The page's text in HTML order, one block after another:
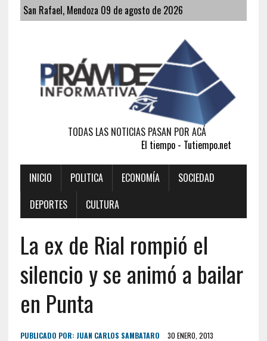
San Rafael, Mendoza 09 de agosto de 2026
TODAS LAS NOTICIAS PASAN POR ACÁ
El tiempo - Tutiempo.net
INICIO POLITICA ECONOMÍA
SOCIEDAD
DEPORTES
CULTURA
La ex de Rial rompió el
silencio y se animó a bailar
en Punta
PUBLICADO POR: JUAN CARLOS SAMBATARO 30 ENERO, 2013